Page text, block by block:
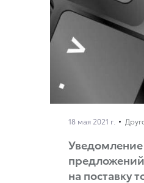
18 мая 2021 г.
Уведомление
на поставку